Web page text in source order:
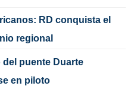
RD conquista el
regional
puente Duarte
en piloto